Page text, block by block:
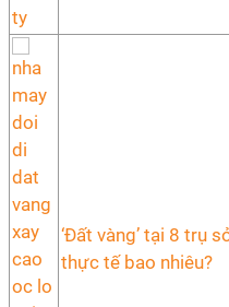
‘Đất vàng’ tại 8 trụ
thực tế bao nhiêu?